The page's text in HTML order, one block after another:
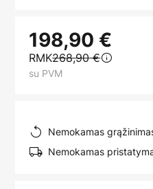
198,90 €
RMK268,90 €
su PVM
Nemokamas
Nemokamas